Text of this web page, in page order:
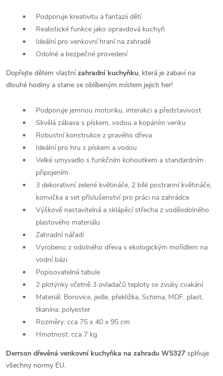
Podporuje kreativitu a fantazii dětí
Realistické funkce jako opravdová kuchyň
Ideální pro venkovní hraní na zahradě
Odolné a bezpečné provedení
Dopřejte dětem vlastnízahradní kuchyňku, která je zabaví na
dlouhé hodiny a stane se oblíbeným místem jejich her!
Podporuje jemnou motoriku, interakci a představivost
Skvělá zábava s pískem, vodou a kopáním venku
Robustní konstrukce z pravého dřeva
Ideální pro hru s pískem a vodou
Velké umyvadlo s funkčním kohoutkem a standardním
připojením
3 dekorativní zelené květináče, 2 bílé postranní květináče,
konvička a set příslušenství pro práci na zahrádce
Výškově nastavitelná a sklápěcí střecha z voděodolného
plastového materiálu
Zahradní nářadí
Vyrobeno z odolného dřeva s ekologickým mořidlem na
vodní bázi
Popisovatelná tabule
2 plotýnky včetně 3 ovladačů teploty se zvuky cvakání
Materiál: Borovice, jedle, překližka, Schima, MDF, plast,
tkanina: polyester
Rozměry: cca 75 x 40 x 95 cm
Hmotnost: cca 7 kg
Derrson dřevěná venkovní kuchyňka na zahradu W5327 splňuje
všechny normy EU.